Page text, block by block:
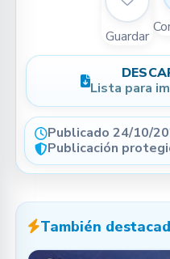
Guardar
Lista para
Publicado 24/10/
Publicación
También